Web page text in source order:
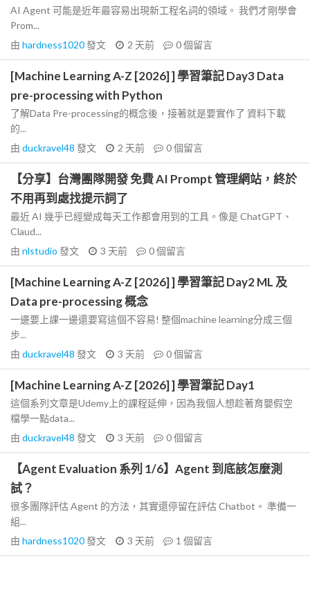
AI Agent 可能是近年最容易出現新工程名詞的領域。 我們才剛學會
Prom...
由 hardness1020發文 2 天前 0個留言
[Machine Learning A-Z [2026] ] 學習筆記 Day3 Data
pre-processing with Python
了解Data Pre-processing的概念後，接著就是要實作了 資料下載
的...
由 duckravel48 發文 2 天前 0個留言
【分享】台灣團隊開發 免費 AI Prompt 管理網站，終於
不用再到處找提示詞了
最近 AI 幾乎已經變成每天工作都會用到的工具。像是 ChatGPT、
Claud...
由 nlstudio 發文 3 天前 0個留言
[Machine Learning A-Z [2026] ] 學習筆記 Day2 ML 及
Data pre-processing 概念
一邊要上課一邊還要寫這個不容易! 整個machine learning分成三個
步...
由 duckravel48 發文 3 天前 0個留言
[Machine Learning A-Z [2026] ] 學習筆記 Day1
這個系列文章是Udemy上的課程延伸，因為我個人想趁著育嬰假空
檔學一點data...
由 duckravel48 發文 3 天前 0個留言
【Agent Evaluation 系列 1/6】Agent 到底該怎麼測
試？
很多團隊評估 Agent 的方法，其實還停留在評估 Chatbot。 準備一
組...
由 hardness1020發文 3 天前 1 個留言